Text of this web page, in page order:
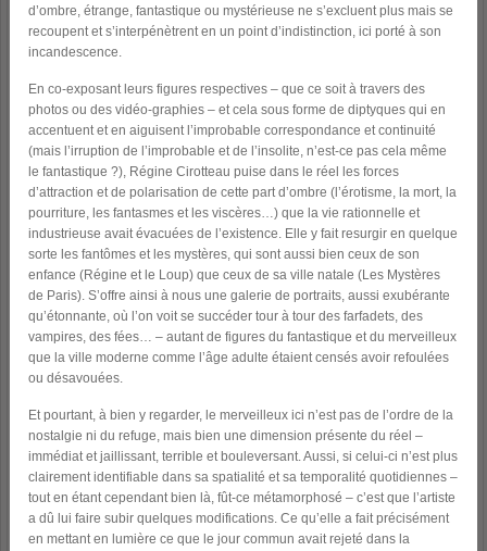
d’ombre, étrange, fantastique ou mystérieuse ne s’excluent plus mais se
recoupent et s’interpénètrent en un point d’indistinction, ici porté à son
incandescence.
En co-exposant leurs figures respectives – que ce soit à travers des
photos ou des vidéo-graphies – et cela sous forme de diptyques qui en
accentuent et en aiguisent l’improbable correspondance et continuité
(mais l’irruption de l’improbable et de l’insolite, n’est-ce pas cela même
le fantastique ?), Régine Cirotteau puise dans le réel les forces
d’attraction et de polarisation de cette part d’ombre (l’érotisme, la mort, la
pourriture, les fantasmes et les viscères…) que la vie rationnelle et
industrieuse avait évacuées de l’existence. Elle y fait resurgir en quelque
sorte les fantômes et les mystères, qui sont aussi bien ceux de son
enfance (Régine et le Loup) que ceux de sa ville natale (Les Mystères
de Paris). S’offre ainsi à nous une galerie de portraits, aussi exubérante
qu’étonnante, où l’on voit se succéder tour à tour des farfadets, des
vampires, des fées… – autant de figures du fantastique et du merveilleux
que la ville moderne comme l’âge adulte étaient censés avoir refoulées
ou désavouées.
Et pourtant, à bien y regarder, le merveilleux ici n’est pas de l’ordre de la
nostalgie ni du refuge, mais bien une dimension présente du réel –
immédiat et jaillissant, terrible et bouleversant. Aussi, si celui-ci n’est plus
clairement identifiable dans sa spatialité et sa temporalité quotidiennes –
tout en étant cependant bien là, fût-ce métamorphosé – c’est que l’artiste
a dû lui faire subir quelques modifications. Ce qu’elle a fait précisément
en mettant en lumière ce que le jour commun avait rejeté dans la